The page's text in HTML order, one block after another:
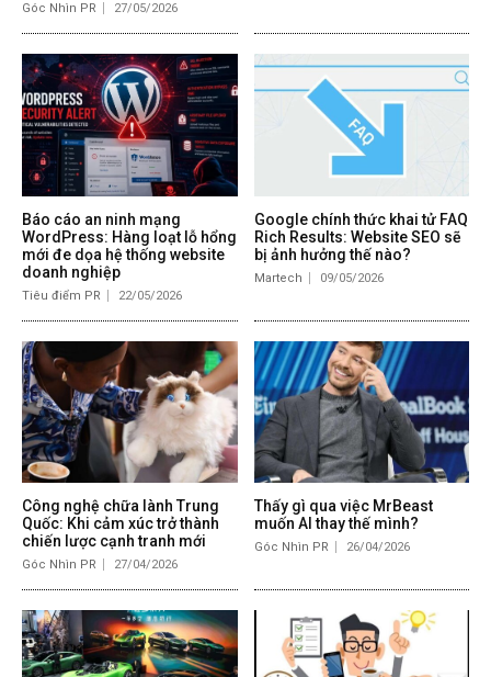
Góc Nhìn PR 27/05/2026
Báo cáo an ninh mạng
WordPress: Hàng loạt lỗ hổng
mới đe dọa hệ thống website
doanh nghiệp
Tiêu điểm PR 22/05/2026
Google chính thức khai tử FAQ
Rich Results: Website SEO sẽ
bị ảnh hưởng thế nào?
Martech 09/05/2026
Công nghệ chữa lành Trung
Quốc: Khi cảm xúc trở thành
chiến lược cạnh tranh mới
Góc Nhìn PR 27/04/2026
Thấy gì qua việc MrBeast
muốn AI thay thế mình?
Góc Nhìn PR 26/04/2026